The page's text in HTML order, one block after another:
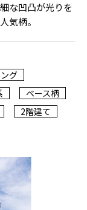
な凹凸が光りを
気柄。
グ
ベース柄
2階建て